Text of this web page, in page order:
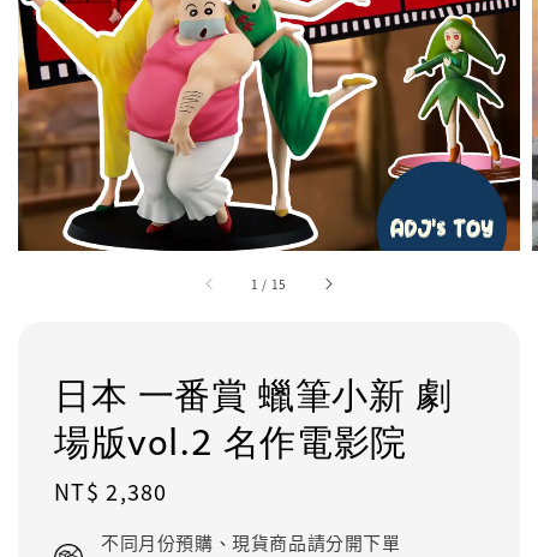
1 / 15
日本 一番賞 蠟筆小新 劇
場版vol.2 名作電影院
Regular
NT$ 2,380
不同月份預購、現貨商品請分開下單